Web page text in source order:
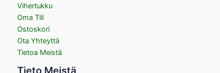
Vihertukku
Oma Tili
Ostoskori
Ota Yhteyttä
Tietoa Meistä
Tieto Meistä